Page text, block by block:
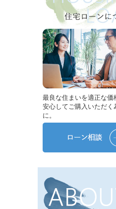
最良な住まいを適正な価
安心してご購入いただく
に。